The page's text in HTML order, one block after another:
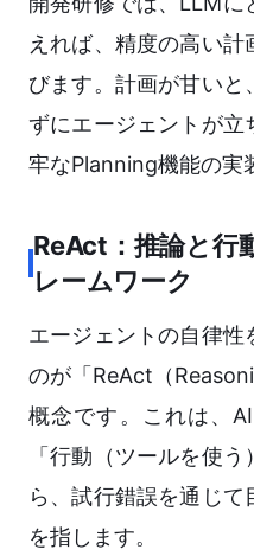
えれば、精度の高い
びます。計画が甘いと
ずにエージェントが立
牢なPlanning機能の実
ReAct：推論と行
レームワーク
エージェントの自律性
のが「ReAct（
概念です。これは、
「行動（ツールを使
ら、試行錯誤を通じ
を指します。